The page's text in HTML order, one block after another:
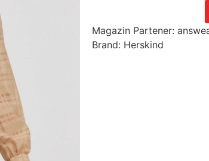
Magazin Partener:
Brand: Herskind